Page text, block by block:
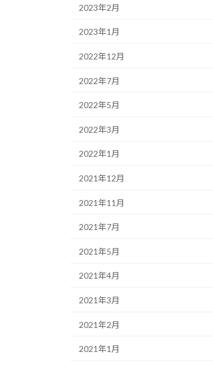
2023年2月
2023年1月
2022年12月
2022年7月
2022年5月
2022年3月
2022年1月
2021年12月
2021年11月
2021年7月
2021年5月
2021年4月
2021年3月
2021年2月
2021年1月